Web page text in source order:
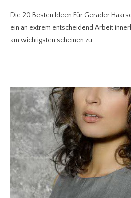
Die 20 Besten Ideen Für Gerader
ein an extrem entscheidend Arbeit
am wichtigsten scheinen zu…